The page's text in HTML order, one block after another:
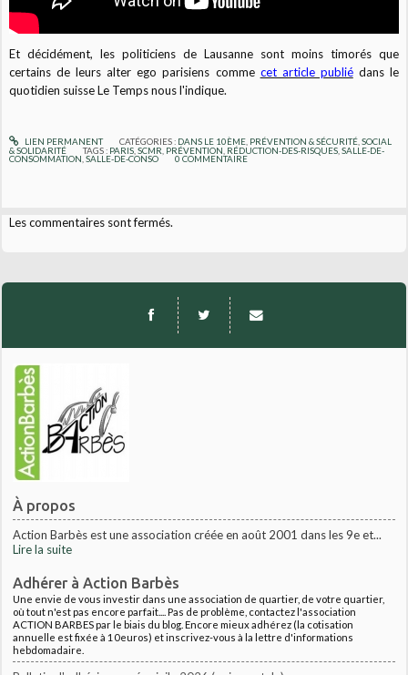
À propos
Action Barbès est une association créée en août 2001 dans les 9e et...
Lire la suite
Adhérer à Action Barbès
Une envie de vous investir dans une association de quartier, de votre quartier,
où tout n'est pas encore parfait.... Pas de problème, contactez l'association
ACTION BARBES par le biais du blog. Encore mieux adhérez (la cotisation
annuelle est fixée à 10euros) et inscrivez-vous à la lettre d'informations
hebdomadaire.
Et décidément, les politiciens de Lausanne sont moins timorés que
certains de leurs alter ego parisiens comme cet article publiédans le
quotidien suisse Le Temps nous l'indique.
LIEN PERMANENT CATÉGORIES : DANS LE 10ÈME, PRÉVENTION & SÉCURITÉ,SOCIAL
& SOLIDARITÉ
TAGS : PARIS,SCMR, PRÉVENTION, RÉDUCTION-DES-RISQUES,SALLE-DE-
CONSOMMATION,SALLE-DE-CONSO 0 COMMENTAIRE
Les commentaires sont fermés.